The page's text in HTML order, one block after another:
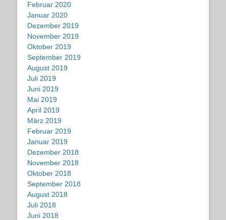
Februar 2020
Januar 2020
Dezember 2019
November 2019
Oktober 2019
September 2019
August 2019
Juli 2019
Juni 2019
Mai 2019
April 2019
März 2019
Februar 2019
Januar 2019
Dezember 2018
November 2018
Oktober 2018
September 2018
August 2018
Juli 2018
Juni 2018